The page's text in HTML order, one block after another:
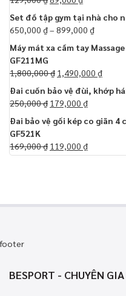
Set đồ tập gym tại nhà cho
650,000 ₫– 899,000 ₫
Máy mát xa cầm tay
GF211MG
1,800,000₫ 1,490,000 ₫
Đai cuốn bảo vệ đùi, khớp
250,000₫ 179,000 ₫
Đai bảo vệ gối kép co giãn
GF521K
169,000₫ 119,000 ₫
footer
BESPORT - CHUYÊN